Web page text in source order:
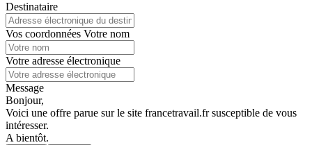
Destinataire
Vos coordonnées Votre nom
Votre adresse électronique
Message
Bonjour,
Voici une offre parue sur le site francetravail.fr susceptible de vous
intéresser.
A bientôt.